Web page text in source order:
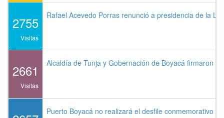
2755
Visitas
Rafael Acevedo Porras renunció a presidencia de la
2661
Visitas
Alcaldía de Tunja y Gobernación de Boyacá firmaron
Puerto Boyacá no realizará el desfile conmemorativo